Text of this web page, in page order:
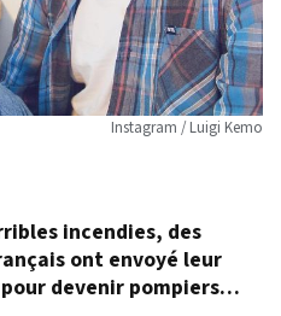
Instagram / Luigi Kemo
incendies, des
ont envoyé leur
devenir pompiers